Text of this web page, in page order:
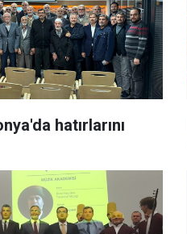
hatırlarını